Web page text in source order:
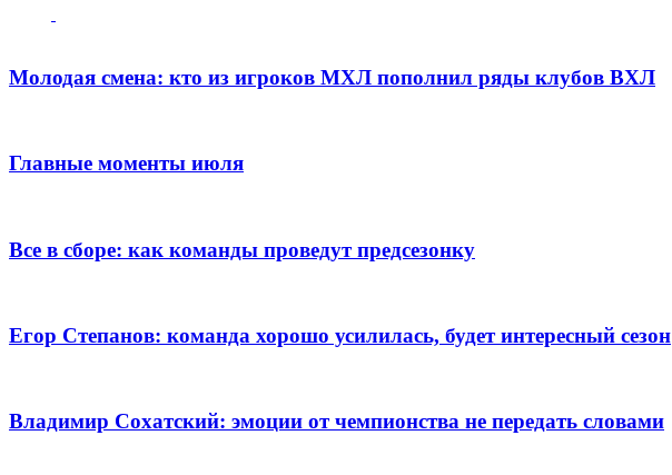
Молодая смена: кто из игроков МХЛ пополнил ряды клубов ВХЛ
Главные моменты июля
Все в сборе: как команды проведут предсезонку
Егор Степанов: команда хорошо усилилась, будет интересный сезон
Владимир Сохатский: эмоции от чемпионства не передать словами